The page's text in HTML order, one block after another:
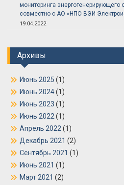
мониторинга энергогенерирующего
совместно с АО «НПО ВЭИ
19.04.2022
Архивы
Июнь 2025 (1)
Июнь 2024(1)
Июнь 2023 (1)
Июнь 2022 (1)
Апрель 2022 (1)
Декабрь 2021 (2)
Сентябрь 2021 (1)
Июнь 2021 (1)
Март 2021 (2)